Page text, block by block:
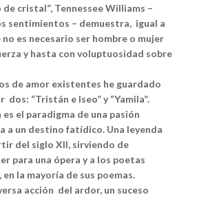
de cristal”, Tennessee Williams –
sentimientos – demuestra, igual a
es necesario ser hombre o mujer
y hasta con voluptuosidad sobre
de amor existentes he guardado
“Tristán e Iseo” y “Yamila”.
el paradigma de una pasión
a un destino fatídico. Una leyenda
del siglo XII, sirviendo de
para una ópera y a los poetas
la mayoría de sus poemas.
acción del ardor, un suceso